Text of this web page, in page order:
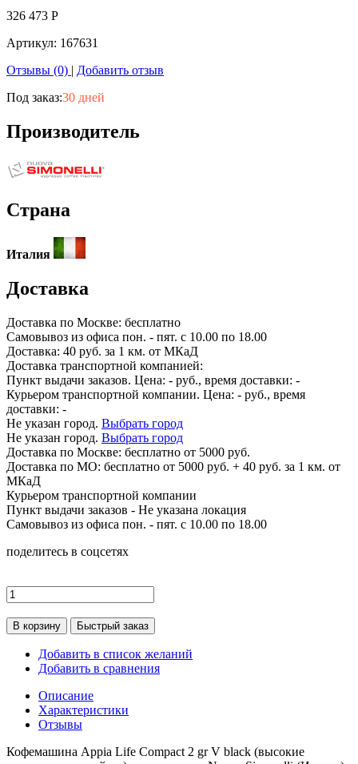
326 473 Р
Артикул: 167631
Отзывы (0) | Добавить отзыв
Под заказ:30 дней
Производитель
Страна
Италия
Доставка
Доставка по Москве: бесплатно
Самовывоз из офиса пон. - пят. с 10.00 по 18.00
Доставка: 40 руб. за 1 км. от МКаД
Доставка транспортной компанией:
Пункт выдачи заказов. Цена: - руб., время доставки: -
Курьером транспортной компании. Цена: - руб., время
доставки: -
Не указан город. Выбрать город
Не указан город. Выбрать город
Доставка по Москве: бесплатно от 5000 руб.
Доставка по МО: бесплатно от 5000 руб. + 40 руб. за 1 км. от
МКаД
Курьером транспортной компании
Пункт выдачи заказов - Не указана локация
Самовывоз из офиса пон. - пят. с 10.00 по 18.00
поделитесь в соцсетях
В корзину Быстрый заказ
Добавить в список желаний
Добавить в сравнения
Описание
Характеристики
Отзывы
Кофемашина Appia Life Compact 2 gr V black (высокие